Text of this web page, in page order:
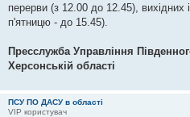
перерви (з 12.00 до 12.45), вихідних
п'ятницю - до 15.45).
Пресслужба Управління
Херсонській області
ПСУ ПО ДАСУ в області
VIP користувач